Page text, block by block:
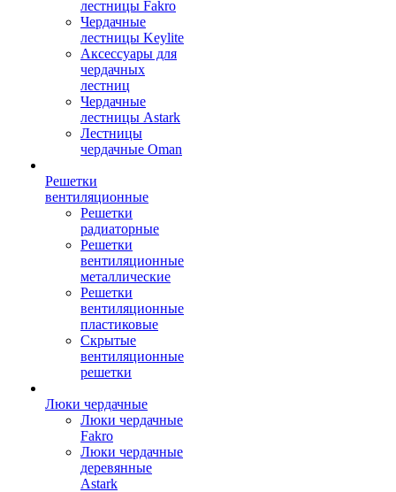
лестницы Fakro
Чердачные
лестницы Keylite
Аксессуары для
чердачных
лестниц
Чердачные
лестницы Astark
Лестницы
чердачные Oman
Решетки
вентиляционные
Решетки
радиаторные
Решетки
вентиляционные
металлические
Решетки
вентиляционные
пластиковые
Скрытые
вентиляционные
решетки
Люки чердачные
Люки чердачные
Fakro
Люки чердачные
деревянные
Astark